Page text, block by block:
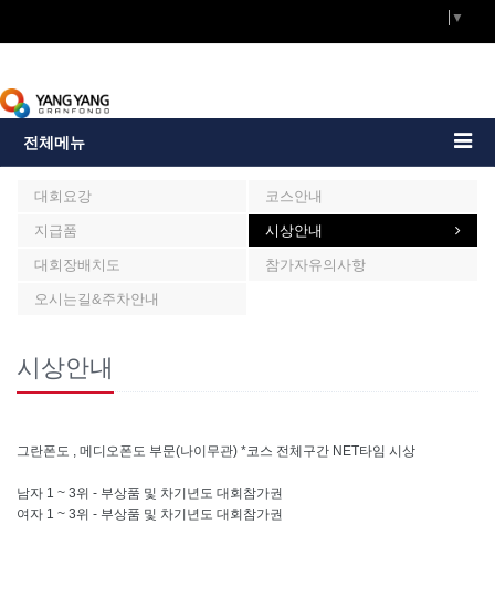
▼
전체메뉴
대회안내
대회요강 코스안내
지급품 시상안내
대회장배치도 참가자유의사항
오시는길&주차안내
시상안내
그란폰도 , 메디오폰도 부문(나이무관) *코스 전체구간 NET타임 시상
남자 1 ~ 3위 - 부상품 및 차기년도 대회참가권
여자 1 ~ 3위 - 부상품 및 차기년도 대회참가권